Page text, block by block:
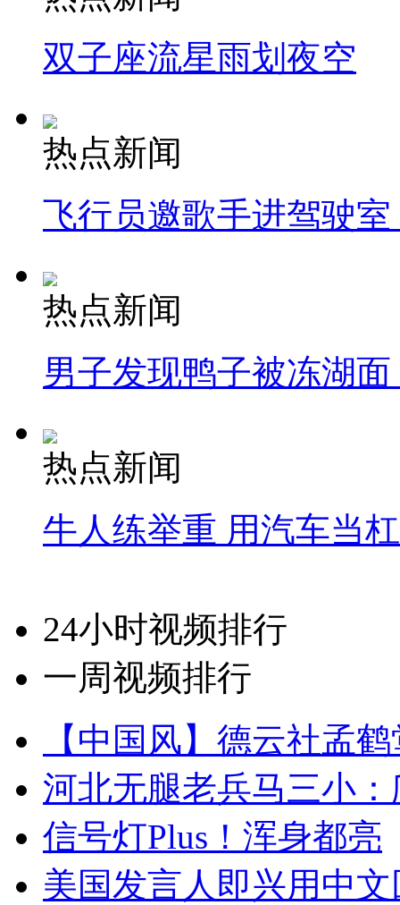
双子座流星雨划夜空
热点新闻
飞行员邀歌手进驾驶
热点新闻
男子发现鸭子被冻湖
热点新闻
牛人练举重 用汽车当
24小时视频排行
一周视频排行
【中国风】德云社孟
河北无腿老兵马三小
信号灯Plus！浑身都亮
美国发言人即兴用中